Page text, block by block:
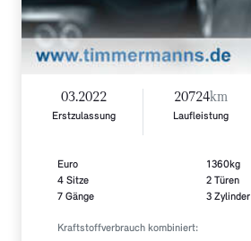
03.2022
Erstzulassung
20724km
Laufleistung
Euro
4 Sitze
7 Gänge
1360kg
2 Türen
3 Zylinder
Kraftstoffverbrauch kombiniert: